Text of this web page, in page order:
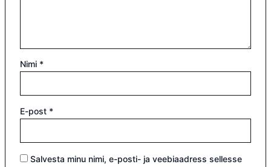
Nimi *
E-post *
Salvesta minu nimi, e-posti- ja veebiaadress sellesse